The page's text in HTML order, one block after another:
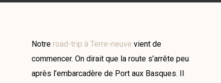
Notre road-trip à Terre-neuve vient de
commencer. On dirait que la route s’arrête peu
après l’embarcadère de Port aux Basques. Il